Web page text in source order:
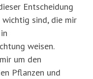
Entscheidung
sind, die mir
weisen.
um den
Pflanzen und